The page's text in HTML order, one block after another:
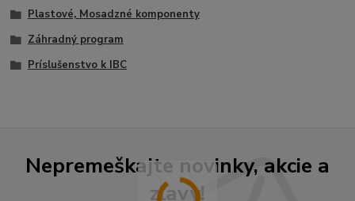
Plastové, Mosadzné komponenty
Záhradný program
Príslušenstvo k IBC
Nepremeškajte novinky, akcie a
zľavy!